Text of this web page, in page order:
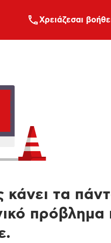
Xρειάζεσαι
τα
πρόβλημα